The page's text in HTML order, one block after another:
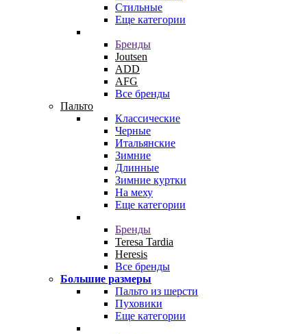
Стильные
Еще категории
Бренды
Joutsen
ADD
AFG
Все бренды
Пальто
Классические
Черные
Итальянские
Зимние
Длинные
Зимние куртки
На меху
Еще категории
Бренды
Teresa Tardia
Heresis
Все бренды
Большие размеры
Пальто из шерсти
Пуховики
Еще категории